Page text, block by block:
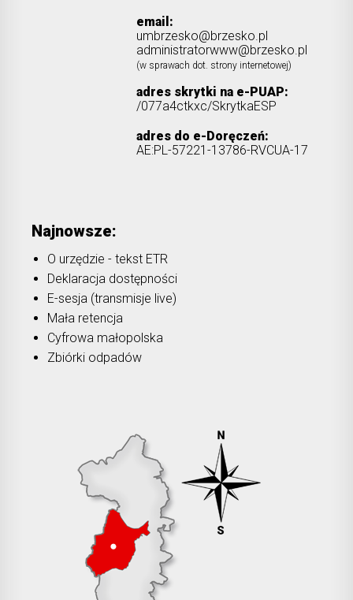
Najnowsze:
O urzędzie - tekst ETR
Deklaracja dostępności
E-sesja (transmisje live)
Mała retencja
Cyfrowa małopolska
Zbiórki odpadów
email:
umbrzesko@brzesko.pl
administratorwww@brzesko.pl
(w sprawach dot. strony internetowej)
adres skrytki na e-PUAP:
/077a4ctkxc/SkrytkaESP
adres do e-Doręczeń:
AE:PL-57221-13786-RVCUA-17